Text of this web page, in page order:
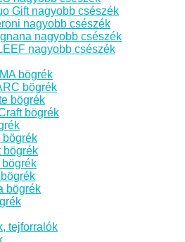
Gift nagyobb csészék
nagyobb csészék
nagyobb csészék
nagyobb csészék
bögrék
bögrék
bögrék
bögrék
bögrék
bögrék
tejforralók